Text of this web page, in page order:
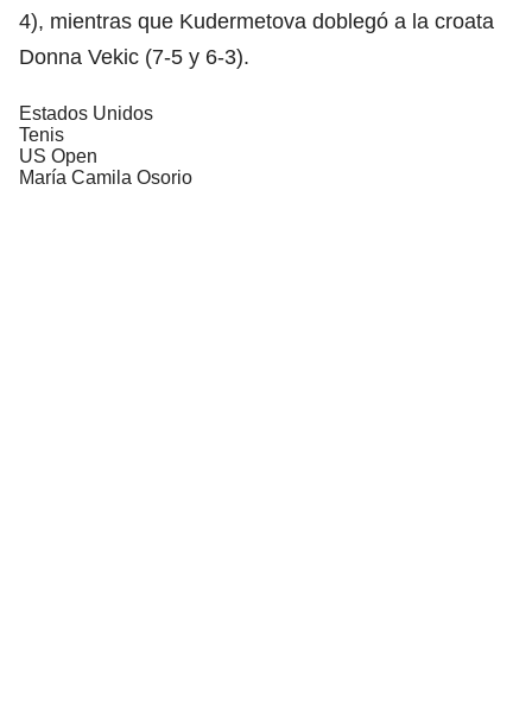
4), mientras que Kudermetova doblegó a la croata
Donna Vekic (7-5 y 6-3).
Estados Unidos
Tenis
US Open
María Camila Osorio